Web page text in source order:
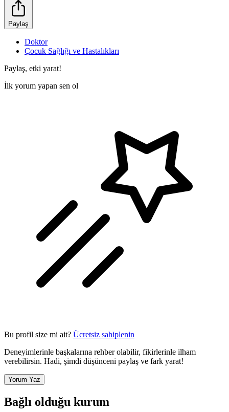
Paylaş
Doktor
Çocuk Sağlığı ve Hastalıkları
Paylaş, etki yarat!
İlk yorum yapan sen ol
Bu profil size mi ait? Ücretsiz sahiplenin
Deneyimlerinle başkalarına rehber olabilir, fikirlerinle ilham
verebilirsin. Hadi, şimdi düşünceni paylaş ve fark yarat!
Yorum Yaz
Bağlı olduğu kurum